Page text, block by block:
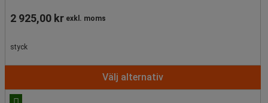
2 925,00 kr exkl. moms
styck
Välj alternativ